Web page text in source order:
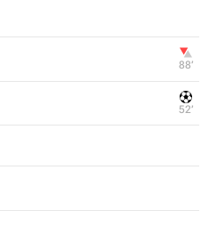
88‎’‎
52‎’‎